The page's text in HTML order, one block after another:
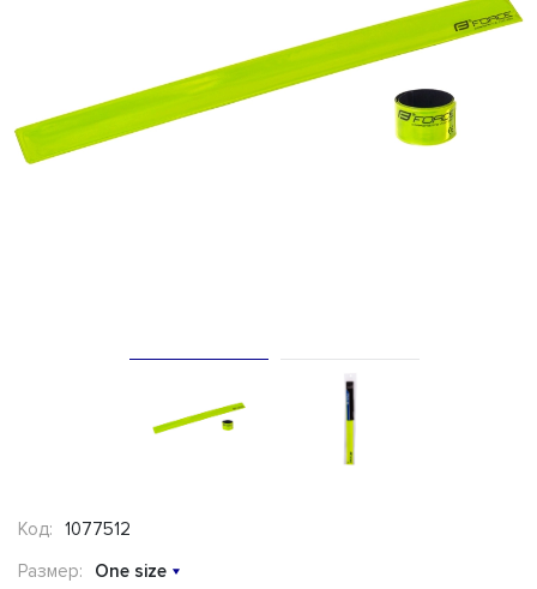
Код:
1077512
Размер:
One size